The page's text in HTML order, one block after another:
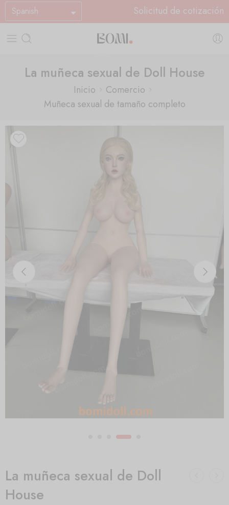
Spanish Solicitud de cotización
La muñeca sexual de Doll House
Inicio
Comercio
Muñeca sexual de tamaño completo
La muñeca sexual de Doll
House